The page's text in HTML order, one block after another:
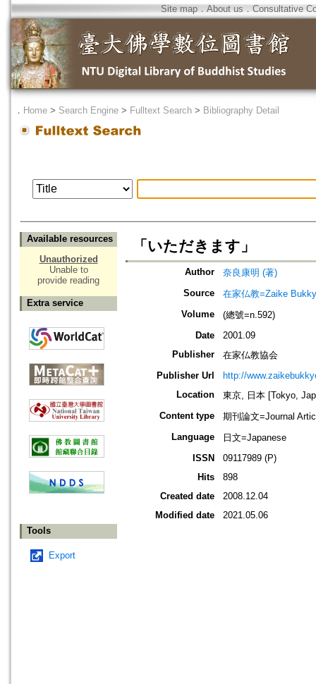
Site map．About us ． Consultative
． Home > Search Engine > Fulltext Search > Bibliography Detail
Available resources
Unauthorized
Unable to
provide reading
Extra service
Tools
Export
「いただきます」
Author
奈良康明 (著)
Source
在家仏教=Zaike
Volume
(總號=n.592)
Date
2001.09
Publisher
在家仏教協会
Publisher Url
http://
Location
東京, 日本 [Tokyo,
Content type
期刊論文=Journal
Language
日文=Japanese
ISSN
09117989 (P)
Hits
898
Created date
2008.12.04
Modified date
2021.05.06